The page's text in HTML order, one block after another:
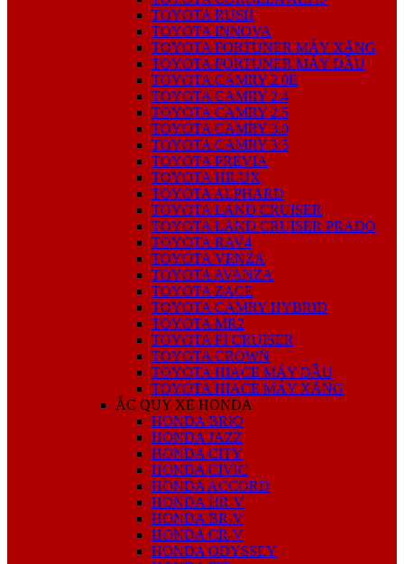
TOYOTA RUSH
TOYOTA INNOVA
TOYOTA FORTUNER MÁY XĂNG
TOYOTA FORTUNER MÁY DẦU
TOYOTA CAMRY 2.0E
TOYOTA CAMRY 2.4
TOYOTA CAMRY 2.5
TOYOTA CAMRY 3.0
TOYOTA CAMRY 3.5
TOYOTA PREVIA
TOYOTA HILUX
TOYOTA ALPHARD
TOYOTA LAND CRUISER
TOYOTA LAND CRUISER PRADO
TOYOTA RAV4
TOYOTA VENZA
TOYOTA AVANZA
TOYOTA ZACE
TOYOTA CAMRY HYBRID
TOYOTA MR2
TOYOTA FJ CRUISER
TOYOTA CROWN
TOYOTA HIACE MÁY DẦU
TOYOTA HIACE MÁY XĂNG
ẮC QUY XE HONDA
HONDA BRIO
HONDA JAZZ
HONDA CITY
HONDA CIVIC
HONDA ACCORD
HONDA HR-V
HONDA BR-V
HONDA CR-V
HONDA ODYSSEY